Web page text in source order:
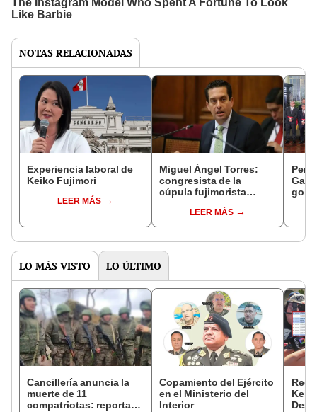
NOTAS RELACIONADAS
Experiencia laboral de
Keiko Fujimori
LEER MÁS
Miguel Ángel Torres:
congresista de la
cúpula fujimorista
del SenadoLEER MÁS
LO MÁS VISTO LO ÚLTIMO
Cancillería anuncia la
muerte de 11
compatriotas: reportan
Copamiento del Ejército
en el Ministerio del
Interior